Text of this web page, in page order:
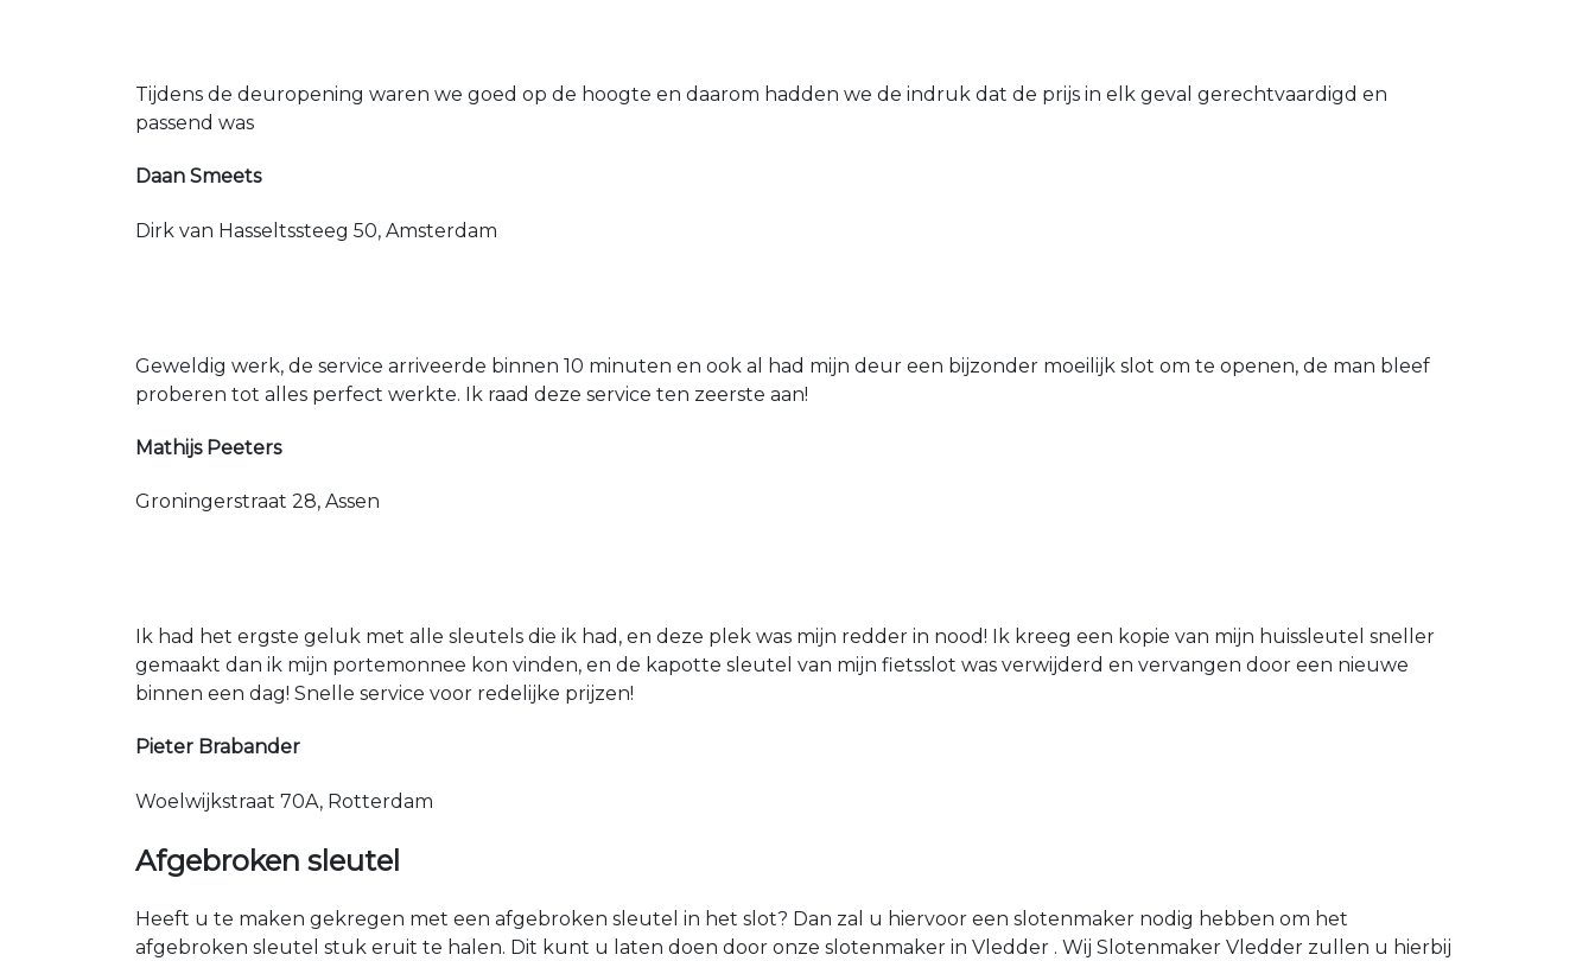
Tijdens de deuropening waren we goed op de hoogte en daarom hadden we de indruk dat de prijs in elk geval gerechtvaardigd en
passend was
Daan Smeets
Dirk van Hasseltssteeg 50, Amsterdam
Geweldig werk, de service arriveerde binnen 10 minuten en ook al had mijn deur een bijzonder moeilijk slot om te openen, de man bleef
proberen tot alles perfect werkte. Ik raad deze service ten zeerste aan!
Mathijs Peeters
Groningerstraat 28, Assen
Ik had het ergste geluk met alle sleutels die ik had, en deze plek was mijn redder in nood! Ik kreeg een kopie van mijn huissleutel sneller
gemaakt dan ik mijn portemonnee kon vinden, en de kapotte sleutel van mijn fietsslot was verwijderd en vervangen door een nieuwe
binnen een dag! Snelle service voor redelijke prijzen!
Pieter Brabander
Woelwijkstraat 70A, Rotterdam
Afgebroken sleutel
Heeft u te maken gekregen met een afgebroken sleutel in het slot? Dan zal u hiervoor een slotenmaker nodig hebben om het
afgebroken sleutel stuk eruit te halen. Dit kunt u laten doen door onze slotenmaker in Vledder . Wij Slotenmaker Vledder zullen u hierbij